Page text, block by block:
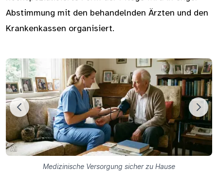
Abstimmung mit den behandelnden Ärzten und den
Krankenkassen organisiert.
Medizinische Versorgung sicher zu Hause